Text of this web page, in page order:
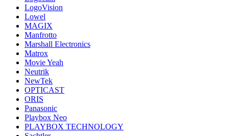
LogoVision
Lowel
MAGIX
Manfrotto
Marshall Electronics
Matrox
Movie Yeah
Neutrik
NewTek
OPTICAST
ORIS
Panasonic
Playbox Neo
PLAYBOX TECHNOLOGY